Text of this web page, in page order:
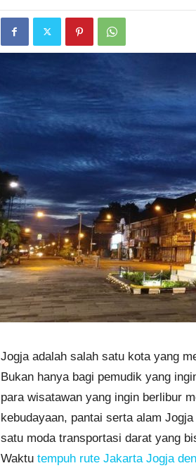
Jogja adalah salah satu kota yang
Bukan hanya bagi pemudik yang
para wisatawan yang ingin berlibur
kebudayaan, pantai serta alam
satu moda transportasi darat yang
Waktu tempuh rute Jakarta Jogja